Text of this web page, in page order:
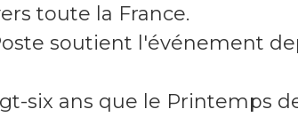
toute la France.
soutient l'événement
six ans que le Printemps